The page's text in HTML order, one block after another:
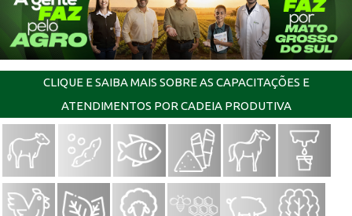
CLIQUE E SAIBA MAIS SOBRE AS CAPACITAÇÕES E
ATENDIMENTOS POR CADEIA PRODUTIVA